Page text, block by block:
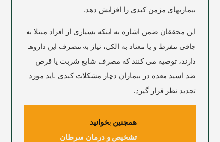
بیماریهای مزمن کبدی را افزایش دهد.
این محققان ضمن اشاره به اینکه بسیاری از افراد مبتلا به
چاقی مفرط و یا معتاد به الکل، نیاز به مصرف این داروها
دارند، توصیه می کنند که مصرف شایع شربت یا قرص
ضد اسید معده در بیماران دچار مشکلات کبدی باید مورد
تجدید نظر قرار گیرد.
همچنین بخوانید
تشخیص و درمان سرطان